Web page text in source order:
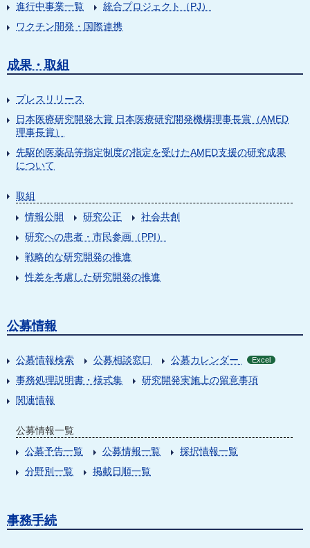
進行中事業一覧
統合プロジェクト（PJ）
ワクチン開発・国際連携
成果・取組
プレスリリース
日本医療研究開発大賞 日本医療研究開発機構理事長賞（AMED
理事長賞）
先駆的医薬品等指定制度の指定を受けたAMED支援の研究成果
について
取組
情報公開
研究公正
社会共創
研究への患者・市民参画（PPI）
戦略的な研究開発の推進
性差を考慮した研究開発の推進
公募情報
公募情報検索 公募相談窓口 公募カレンダー Excel
事務処理説明書・様式集
研究開発実施上の留意事項
関連情報
公募情報一覧
公募予告一覧
公募情報一覧
採択情報一覧
分野別一覧
掲載日順一覧
事務手続